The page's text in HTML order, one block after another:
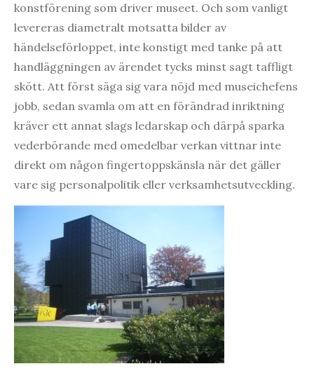
konstförening som driver museet. Och som vanligt
levereras diametralt motsatta bilder av
händelseförloppet, inte konstigt med tanke på att
handläggningen av ärendet tycks minst sagt taffligt
skött. Att först säga sig vara nöjd med museichefens
jobb, sedan svamla om att en förändrad inriktning
kräver ett annat slags ledarskap och därpå sparka
vederbörande med omedelbar verkan vittnar inte
direkt om någon fingertoppskänsla när det gäller
vare sig personalpolitik eller verksamhetsutveckling.